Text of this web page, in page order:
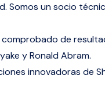
Somos un socio
de
y Ronald Abram.
innovadoras de